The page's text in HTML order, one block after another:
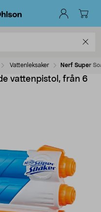
Vattenleksaker Nerf Super
vattenpistol, från 6